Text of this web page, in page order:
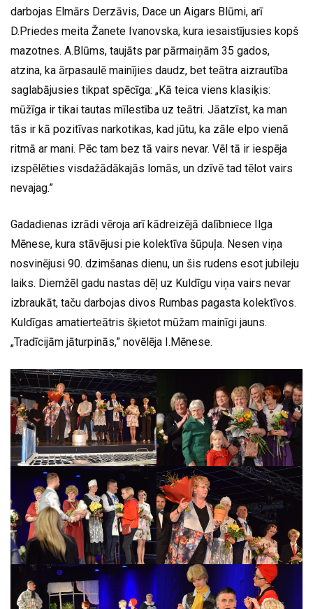
darbojas Elmārs Derzāvis, Dace un Aigars Blūmi, arī
D.Priedes meita Žanete Ivanovska, kura iesaistījusies kopš
mazotnes. A.Blūms, taujāts par pārmaiņām 35 gados,
atzina, ka ārpasaulē mainījies daudz, bet teātra aizrautība
saglabājusies tikpat spēcīga: „Kā teica viens klasiķis:
mūžīga ir tikai tautas mīlestība uz teātri. Jāatzīst, ka man
tās ir kā pozitīvas narkotikas, kad jūtu, ka zāle elpo vienā
ritmā ar mani. Pēc tam bez tā vairs nevar. Vēl tā ir iespēja
izspēlēties visdažādākajās lomās, un dzīvē tad tēlot vairs
nevajag.”
Gadadienas izrādi vēroja arī kādreizējā dalībniece Ilga
Mēnese, kura stāvējusi pie kolektīva šūpuļa. Nesen viņa
nosvinējusi 90. dzimšanas dienu, un šis rudens esot jubileju
laiks. Diemžēl gadu nastas dēļ uz Kuldīgu viņa vairs nevar
izbraukāt, taču darbojas divos Rumbas pagasta kolektīvos.
Kuldīgas amatierteātris šķietot mūžam mainīgi jauns.
„Tradīcijām jāturpinās,” novēlēja I.Mēnese.